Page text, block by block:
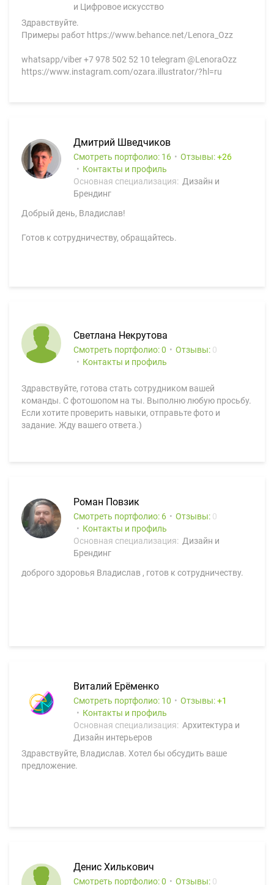
и Цифровое искусство
Здравствуйте.
Примеры работ https://www.behance.net/Lenora_Ozz
whatsapp/viber +7 978 502 52 10 telegram @LenoraOzz
https://www.instagram.com/ozara.illustrator/?hl=ru
Дмитрий Шведчиков
Смотреть портфолио: 16 Отзывы:
26
Контакты и профиль
Основная специализация: Дизайн и
Брендинг
Добрый день, Владислав!
Готов к сотрудничеству, обращайтесь.
Светлана Некрутова
Смотреть портфолио: 0 Отзывы: 0
Контакты и профиль
Здравствуйте, готова стать сотрудником вашей
команды. С фотошопом на ты. Выполню любую просьбу.
Если хотите проверить навыки, отправьте фото и
задание. Жду вашего ответа.)
Роман Повзик
Смотреть портфолио: 6 Отзывы: 0
Контакты и профиль
Основная специализация: Дизайн и
Брендинг
доброго здоровья Владислав , готов к сотрудничеству.
Виталий Ерёменко
Смотреть портфолио: 10 Отзывы:
1
Контакты и профиль
Основная специализация: Архитектура и
Дизайн интерьеров
Здравствуйте, Владислав. Хотел бы обсудить ваше
предложение.
Денис Хилькович
Смотреть портфолио: 0 Отзывы: 0